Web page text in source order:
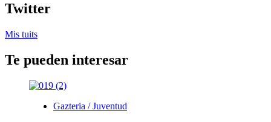
Twitter
Mis tuits
Te pueden interesar
Gazteria / Juventud